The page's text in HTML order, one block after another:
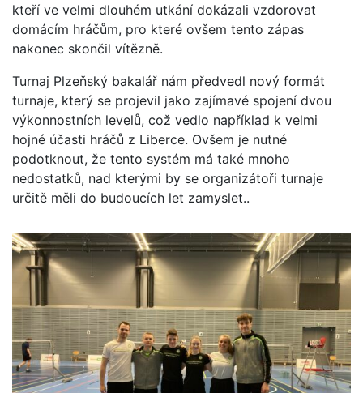
kteří ve velmi dlouhém utkání dokázali vzdorovat
domácím hráčům, pro které ovšem tento zápas
nakonec skončil vítězně.
Turnaj Plzeňský bakalář nám předvedl nový formát
turnaje, který se projevil jako zajímavé spojení dvou
výkonnostních levelů, což vedlo například k velmi
hojné účasti hráčů z Liberce. Ovšem je nutné
podotknout, že tento systém má také mnoho
nedostatků, nad kterými by se organizátoři turnaje
určitě měli do budoucích let zamyslet..